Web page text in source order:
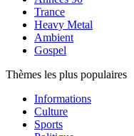
Trance
Heavy Metal
Ambient
Gospel
Thèmes les plus populaires
Informations
Culture
Sports